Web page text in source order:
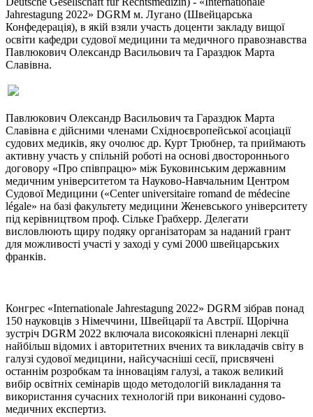
Jahrestagung 2022» DGRM м. Лугано (Швейцарська
Конфедерація), в якій взяли участь доценти закладу вищої
освіти кафедри судової медицини та медичного правознавства
Павлюкович Олександр Васильович та Гараздюк Марта
Славівна.
Павлюкович Олександр Васильович та Гараздюк Марта
Славівна є дійсними членами Східноєвропейської асоціації
судових медиків, яку очолює др. Курт Трюбнер, та приймають
активну участь у спільній роботі на основі двостороннього
договору «Про співпрацю» між Буковинським державним
медичним університетом та Науково-Навчальним Центром
Судової Медицини («Center universitaire romand de médecine
légale» на базі факультету медицини Женевського університету
під керівництвом проф. Сільке Грабхерр. Делегати
висловлюють щиру подяку організаторам за наданий грант
для можливості участі у заході у сумі 2000 швейцарських
франків.
Конгрес «Internationale Jahrestagung 2022» DGRM зібрав понад
150 науковців з Німеччини, Швейцарії та Австрії. Щорічна
зустріч DGRM 2022 включала високоякісні пленарні лекції
найбільш відомих і авторитетних вчених та викладачів світу в
галузі судової медицини, найсучасніші сесії, присвячені
останнім розробкам та інноваціям галузі, а також великий
вибір освітніх семінарів щодо методологій викладання та
використання сучасних технологій при виконанні судово-
медичних експертиз.